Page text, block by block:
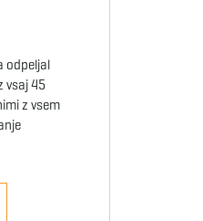
odpeljal
vsaj 45
z vsem